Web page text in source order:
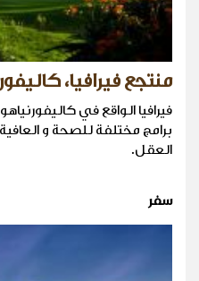
منتجع فيرافيا،
فيرافيا الواقع في
برامج مختلفة للصحة و
العقل.
سفر